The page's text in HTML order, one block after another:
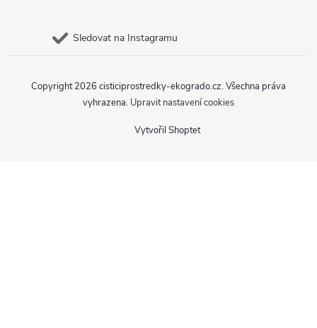
Sledovat na Instagramu
Vytvořil Shoptet
Copyright 2026 cisticiprostredky-ekogrado.cz. Všechna práva
vyhrazena. Upravit nastavení cookies